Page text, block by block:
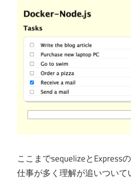
ここまでsequelizeとExpress
仕事が多く理解が追いつい